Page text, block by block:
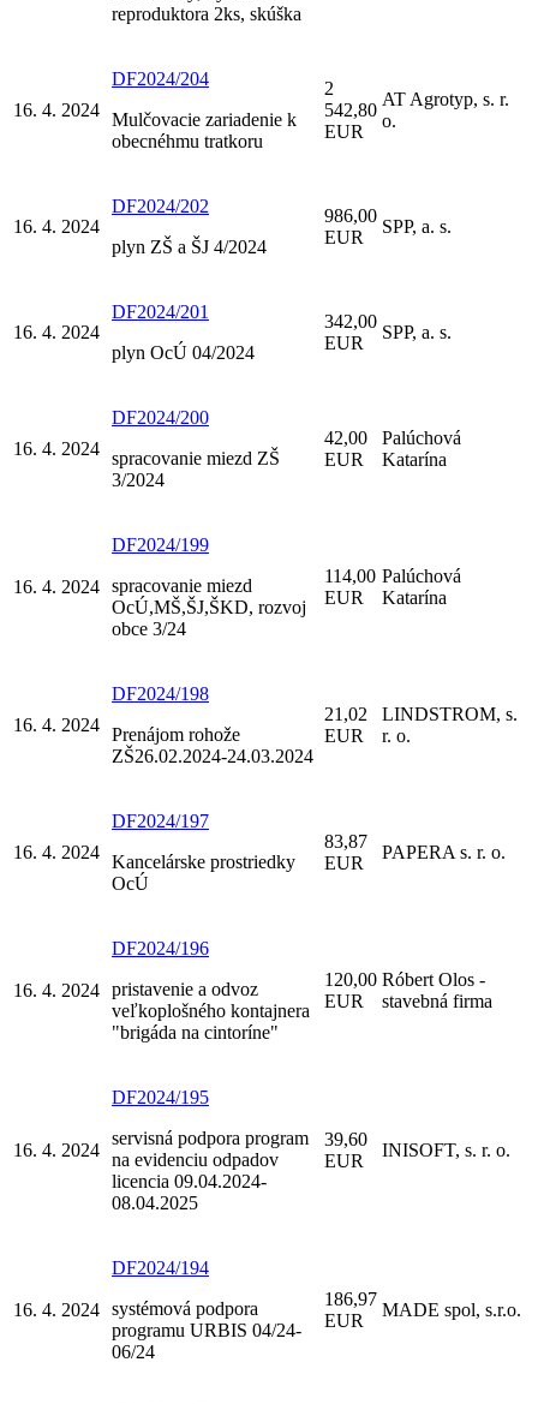
reproduktora 2ks, skúška
16. 4. 2024
DF2024/204
Mulčovacie zariadenie k
obecnéhmu tratkoru
2
542,80
EUR
AT Agrotyp, s. r.
o.
16. 4. 2024
DF2024/202
plyn ZŠ a ŠJ 4/2024
986,00
EUR
SPP, a. s.
16. 4. 2024
DF2024/201
plyn OcÚ 04/2024
342,00
EUR
SPP, a. s.
16. 4. 2024
DF2024/200
spracovanie miezd ZŠ
3/2024
42,00
EUR
Palúchová
Katarína
16. 4. 2024
DF2024/199
spracovanie miezd
OcÚ,MŠ,ŠJ,ŠKD, rozvoj
obce 3/24
114,00
EUR
Palúchová
Katarína
16. 4. 2024
DF2024/198
Prenájom rohože
ZŠ26.02.2024-24.03.2024
21,02
EUR
LINDSTROM, s.
r. o.
16. 4. 2024
DF2024/197
Kancelárske prostriedky
OcÚ
83,87
EUR
PAPERA s. r. o.
16. 4. 2024
DF2024/196
pristavenie a odvoz
veľkoplošného kontajnera
"brigáda na cintoríne"
120,00
EUR
Róbert Olos -
stavebná firma
16. 4. 2024
DF2024/195
servisná podpora program
na evidenciu odpadov
licencia 09.04.2024-
08.04.2025
39,60
EUR
INISOFT, s. r. o.
16. 4. 2024
DF2024/194
systémová podpora
programu URBIS 04/24-
06/24
186,97
EUR
MADE spol, s.r.o.